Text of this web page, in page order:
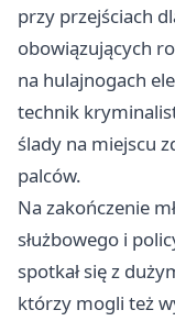
przy przejściach
obowiązujących
na hulajnogach
technik
ślady na miejscu
palców.
Na zakończenie
służbowego i
spotkał się z
którzy mogli też